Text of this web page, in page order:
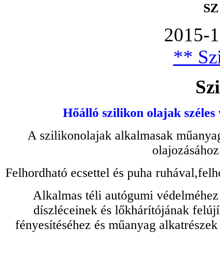
2015-
**
Hőálló szilikon olajak
A szilikonolajak alkalmasak
Felhordható ecsettel és puha
Alkalmas téli autógumi
díszléceinek és lőkhárítójának
fényesítéséhez és műanyag